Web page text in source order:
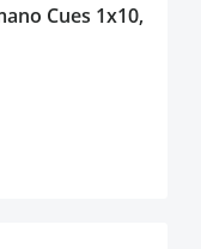
Cues 1x10,